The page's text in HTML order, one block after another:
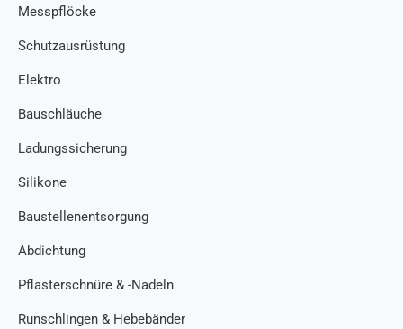
Messpflöcke
Schutzausrüstung
Elektro
Bauschläuche
Ladungssicherung
Silikone
Baustellenentsorgung
Abdichtung
Pflasterschnüre & -Nadeln
Runschlingen & Hebebänder